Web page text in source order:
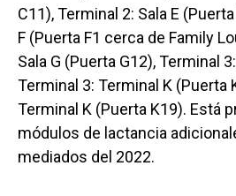
C11), Terminal 2: Sala E
F (Puerta F1 cerca de Family
Sala G (Puerta G12), Terminal
Terminal 3: Terminal K (Puerta
Terminal K (Puerta K19). Está
módulos de lactancia
mediados del 2022.